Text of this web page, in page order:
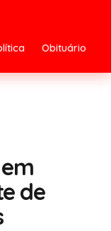
Obituário
de